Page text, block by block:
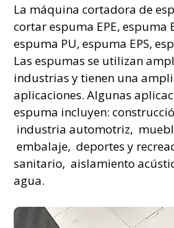
La máquina cortadora de
cortar espuma EPE, espuma
espuma PU, espuma EPS,
Las espumas se utilizan
industrias y tienen una
aplicaciones. Algunas
espuma incluyen:
industria automotriz,
embalaje, deportes y
sanitario, aislamiento
agua.